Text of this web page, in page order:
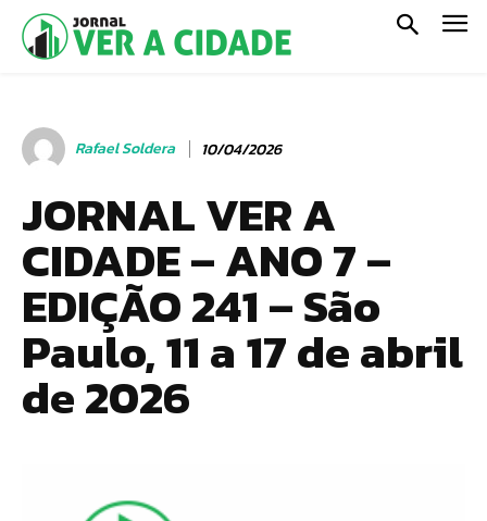
Rafael Soldera 10/04/2026
JORNAL VER A
CIDADE – ANO 7 –
EDIÇÃO 241 – São
Paulo, 11 a 17 de abril
de 2026